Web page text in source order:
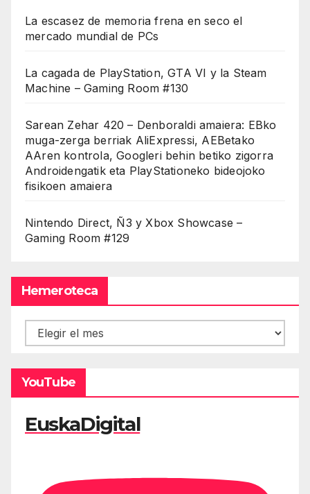
La escasez de memoria frena en seco el
mercado mundial de PCs
La cagada de PlayStation, GTA VI y la Steam
Machine – Gaming Room #130
Sarean Zehar 420 – Denboraldi amaiera: EBko
muga-zerga berriak AliExpressi, AEBetako
AAren kontrola, Googleri behin betiko zigorra
Androidengatik eta PlayStationeko bideojoko
fisikoen amaiera
Nintendo Direct, Ñ3 y Xbox Showcase –
Gaming Room #129
Hemeroteca
Hemeroteca
YouTube
EuskaDigital